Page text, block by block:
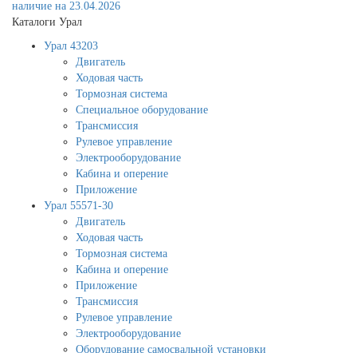
наличие на 23.04.2026
Каталоги Урал
Урал 43203
Двигатель
Ходовая часть
Тормозная система
Специальное оборудование
Трансмиссия
Рулевое управление
Электрооборудование
Кабина и оперение
Приложение
Урал 55571-30
Двигатель
Ходовая часть
Тормозная система
Кабина и оперение
Приложение
Трансмиссия
Рулевое управление
Электрооборудование
Оборудование самосвальной установки